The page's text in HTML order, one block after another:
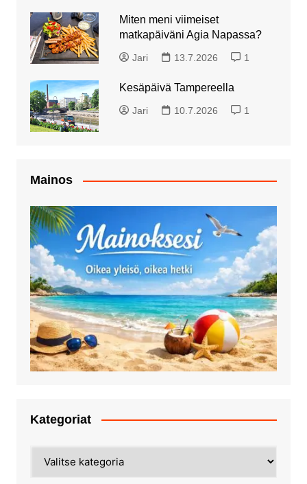
Miten meni viimeiset
matkapäiväni Agia Napassa?
Jari 13.7.2026 1
Kesäpäivä Tampereella
Jari 10.7.2026 1
Mainos
Kategoriat